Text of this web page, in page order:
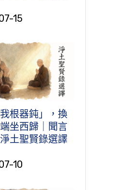
15
根器鈍」，換
坐西歸｜聞言
土聖賢錄選譯
10